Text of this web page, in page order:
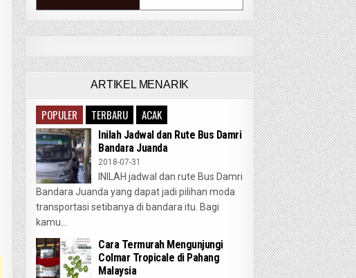
ARTIKEL MENARIK
POPULER TERBARU ACAK
Inilah Jadwal dan Rute Bus Damri
Bandara Juanda
2018-07-31
INILAH jadwal dan rute Bus Damri
Bandara Juanda yang dapat jadi pilihan moda
transportasi setibanya di bandara itu. Bagi
kamu...
Cara Termurah Mengunjungi
Colmar Tropicale di Pahang
Malaysia